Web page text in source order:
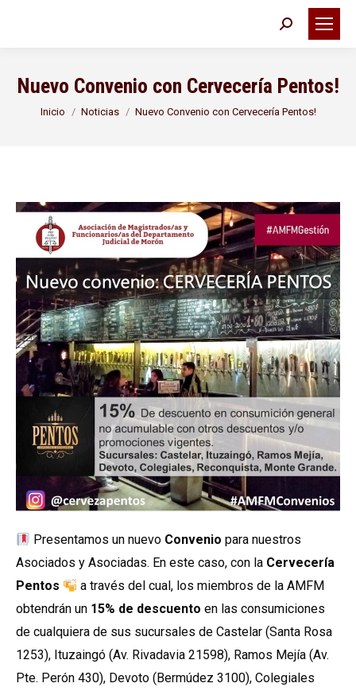
Buscar:
Nuevo Convenio con Cervecería Pentos!
Estás aquí:
Inicio Noticias Nuevo Convenio con Cervecería Pentos!
Presentamos un nuevo Convenio para nuestros
Asociados y Asociadas. En este caso, con la Cervecería
Pentos
a través del cual, los miembros de la AMFM
obtendrán un 15% de descuento en las consumiciones
de cualquiera de sus sucursales de Castelar (Santa Rosa
1253), Ituzaingó (Av. Rivadavia 21598), Ramos Mejía (Av.
Pte. Perón 430), Devoto (Bermúdez 3100), Colegiales